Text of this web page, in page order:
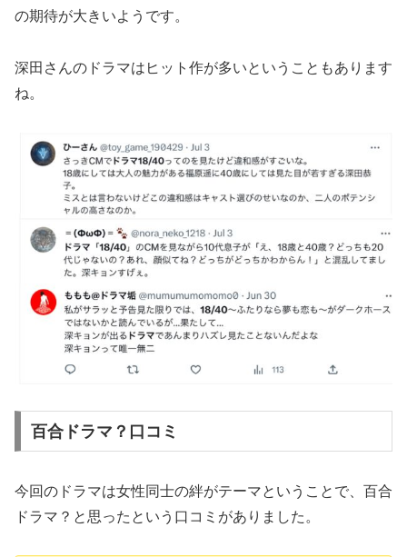
の期待が大きいようです。
深田さんのドラマはヒット作が多いということもあります
ね。
百合ドラマ？口コミ
今回のドラマは女性同士の絆がテーマということで、百合
ドラマ？と思ったという口コミがありました。